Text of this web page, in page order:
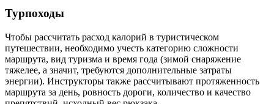
Турпоходы
Чтобы рассчитать расход калорий в туристическом
путешествии, необходимо учесть категорию сложности
маршрута, вид туризма и время года (зимой снаряжение
тяжелее, а значит, требуются дополнительные затраты
энергии). Инструкторы также рассчитывают протяженность
маршрута за день, ровность дороги, количество и качество